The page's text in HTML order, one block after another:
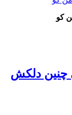
کو
چنین دلکش